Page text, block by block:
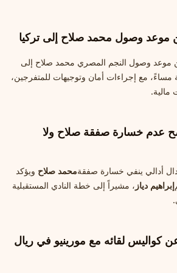
موعد وصول محمد صلاح إلى تركيا
موعد وصول النجم المصري محمد صلاح إلى
مساءً، مع إجراءات أمان وتوجيهات للمتفرجين،
مالية.
عدم خسارة صفقة صلاح ولا
أدالي ينفي خسارة صفقةمحمد صلاح ويؤكد
إبراهيم دياز ، مشيراً إلى خطة النادي المستقبلية
لقائه مع مورينيو في ريال